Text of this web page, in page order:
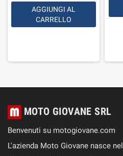
AGGIUNGI AL
CARRELLO
MOTO GIOVANE SRL
Benvenuti su motogiovane.com
L'azienda Moto Giovane nasce